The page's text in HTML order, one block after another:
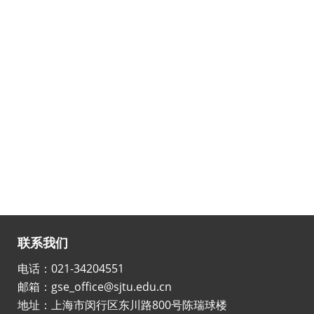
联系我们
电话：021-34204551
邮箱：gse_office@sjtu.edu.cn
地址：上海市闵行区东川路800号陈瑞球楼